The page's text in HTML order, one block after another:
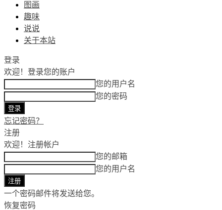
图画
趣味
说说
关于本站
登录
欢迎！ 登录您的账户
您的用户名
您的密码
忘记密码？
注册
欢迎！ 注册帐户
您的邮箱
您的用户名
一个密码邮件将发送给您。
恢复密码